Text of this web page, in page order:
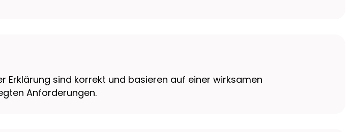
Erklärung sind korrekt und basieren auf einer wirksamen
Anforderungen.